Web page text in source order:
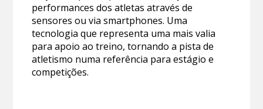
performances dos atletas através de
sensores ou via smartphones. Uma
tecnologia que representa uma mais valia
para apoio ao treino, tornando a pista de
atletismo numa referência para estágio e
competições.